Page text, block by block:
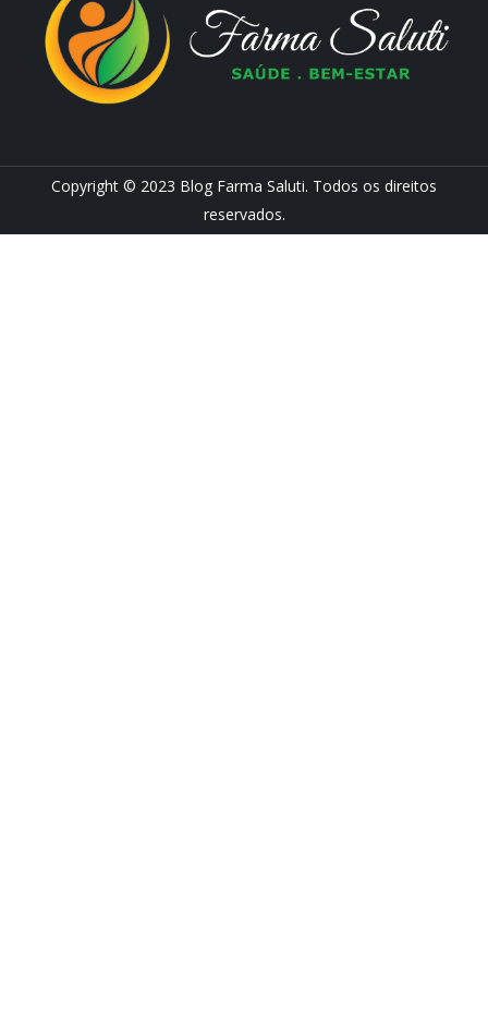
Copyright © 2023 Blog Farma Saluti. Todos os direitos
reservados.